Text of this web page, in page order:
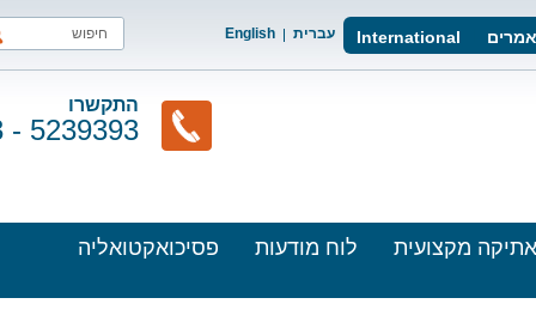
International עברית English
התקשרו
- 5239393
אתיקה מקצועית לוח מודעות פסיכואקטואליה